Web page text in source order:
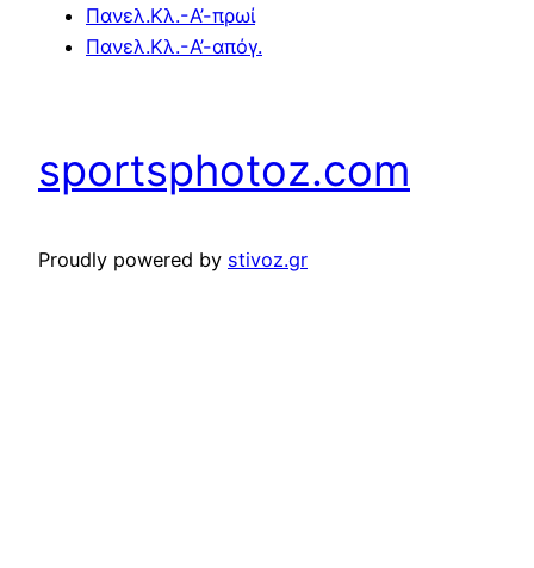
Πανελ.Κλ.-Α’-πρωί
Πανελ.Κλ.-Α’-απόγ.
sportsphotoz.com
Proudly powered by stivoz.gr